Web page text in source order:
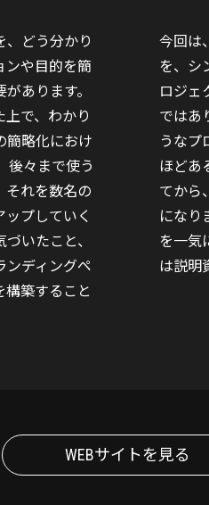
どう分かり
ンや目的を簡
あります。
で、わかり
簡略化におけ
後々まで使う
それを数名の
プしていく
いたこと、
ンディングペ
築すること
今回は
を、シ
ロジェ
ではあ
うなプ
ほどあ
てから
になり
を一気
は説明
WEBサイトを見る